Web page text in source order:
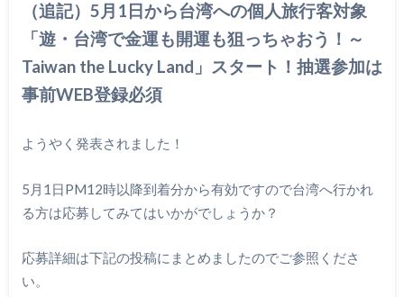
（追記） 5月1日から台湾への個人旅行客対象
「遊・台湾で金運も開運も狙っちゃおう！～
Taiwan the Lucky Land」スタート！抽選参加は
事前WEB登録必須
ようやく発表されました！
5月1日PM12時以降到着分から有効ですので台湾へ行かれ
る方は応募してみてはいかがでしょうか？
応募詳細は下記の投稿にまとめましたのでご参照くださ
い。